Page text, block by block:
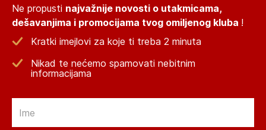
Ne propusti najvažnije novosti o utakmicama,
dešavanjima i promocijama tvog omiljenog kluba !
Kratki imejlovi za koje ti treba 2 minuta
Nikad te nećemo spamovati nebitnim
informacijama